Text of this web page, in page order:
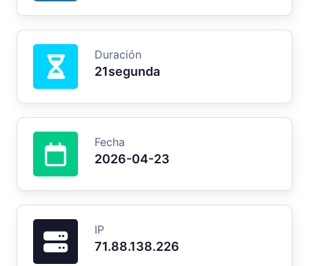
Duración
21segunda
Fecha
2026-04-23
IP
71.88.138.226